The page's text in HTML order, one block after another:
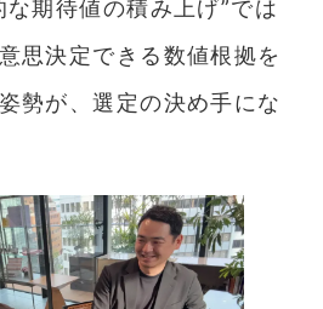
期待値の積み上げ”では
思決定できる数値根拠を
勢が、選定の決め手にな